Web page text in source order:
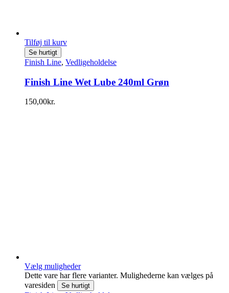
Tilføj til kurv
Se hurtigt
Finish Line, Vedligeholdelse
Finish Line Wet Lube 240ml Grøn
150,00kr.
Vælg muligheder
Dette vare har flere varianter. Mulighederne kan vælges på
varesiden
Se hurtigt